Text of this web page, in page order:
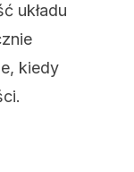
układu
kiedy